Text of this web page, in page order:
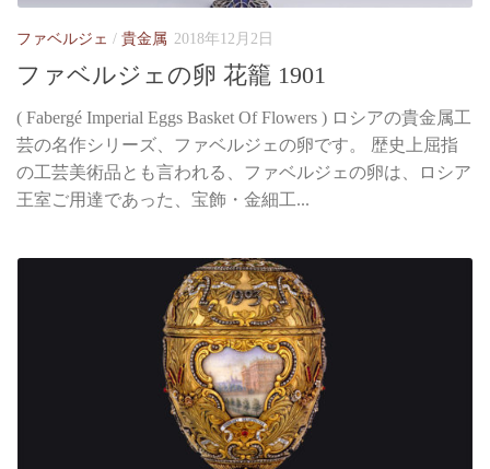
ファベルジェ / 貴金属 2018年12月2日
ファベルジェの卵 花籠 1901
( Fabergé Imperial Eggs Basket Of Flowers ) ロシアの貴金属工
芸の名作シリーズ、ファベルジェの卵です。 歴史上屈指
の工芸美術品とも言われる、ファベルジェの卵は、ロシア
王室ご用達であった、宝飾・金細工...